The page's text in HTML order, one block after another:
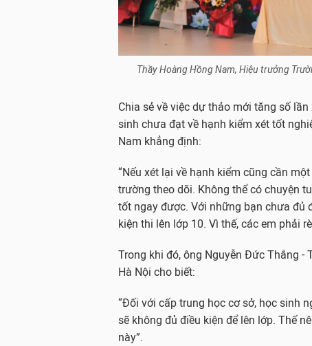
Thầy Hoàng Hồng Nam, Hiệu trưởng
Chia sẻ về việc dự thảo mới tăng số
sinh chưa đạt về hạnh kiểm xét tốt
Nam khẳng định:
“Nếu xét lại về hạnh kiểm cũng cần
trường theo dõi. Không thể có chuyện
tốt ngay được. Với những bạn chưa đủ
kiện thi lên lớp 10. Vì thế, các em phải
Trong khi đó, ông Nguyễn Đức Thắng -
Hà Nội cho biết:
“Đối với cấp trung học cơ sở, học sinh
sẽ không đủ điều kiện để lên lớp. Thế
này”.